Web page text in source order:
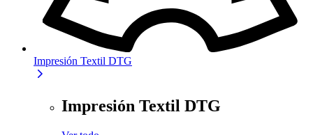
Impresión Textil DTG
Impresión Textil DTG